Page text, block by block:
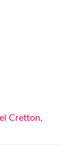
Cretton,